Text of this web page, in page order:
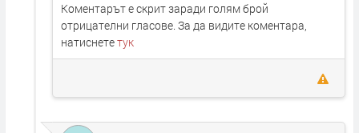
Коментарът е скрит заради голям брой
отрицателни гласове. За да видите коментара,
натиснететук